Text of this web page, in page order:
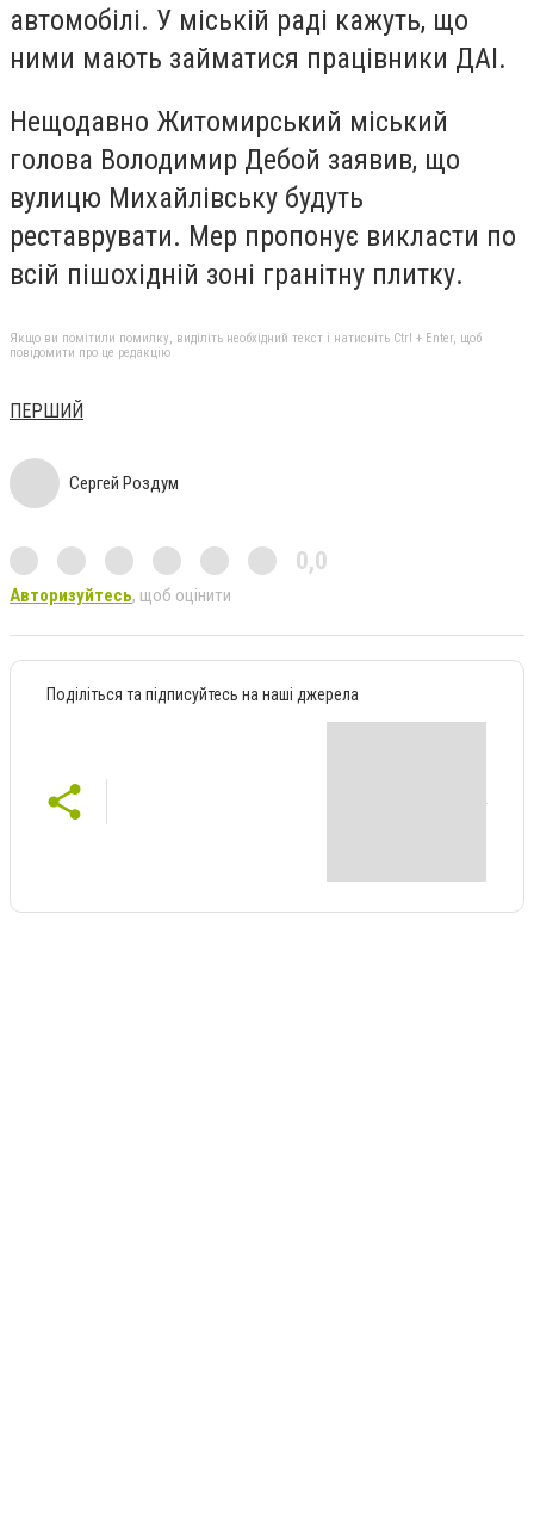
автомобілі. У міській раді кажуть, що
ними мають займатися працівники ДАІ.
Нещодавно Житомирський міський
голова Володимир Дебой заявив, що
вулицю Михайлівську будуть
реставрувати. Мер пропонує викласти по
всій пішохідній зоні гранітну плитку.
Якщо ви помітили помилку, виділіть необхідний текст і натисніть Ctrl + Enter, щоб
повідомити про це редакцію
ПЕРШИЙ
Сергей Роздум
0,0
Авторизуйтесь, щоб оцінити
Поділіться та підписуйтесь на наші джерела